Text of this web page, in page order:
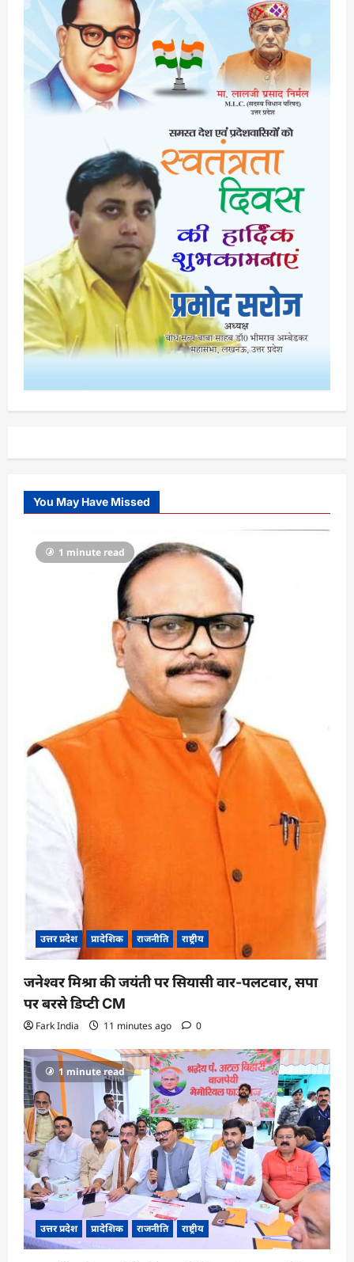
You May Have Missed
1 minute read
उत्तर प्रदेश प्रादेशिक राजनीति राष्ट्रीय
जनेश्वर मिश्रा की जयंती पर सियासी वार-पलटवार, सपा
पर बरसे डिप्टी CM
Fark India 11 minutes ago 0
1 minute read
उत्तर प्रदेश प्रादेशिक राजनीति राष्ट्रीय